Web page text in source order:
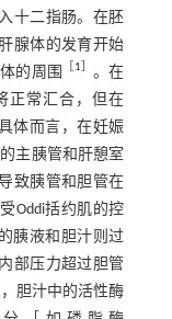
十二指肠。在胚
腺体的发育开始
的周围
［1］ 。在
正常汇合，但在
体而言，在妊娠
主胰管和肝憩室
致胰管和胆管在
Oddi括约肌的控
胰液和胆汁则过
部压力超过胆管
，胆汁中的活性酶